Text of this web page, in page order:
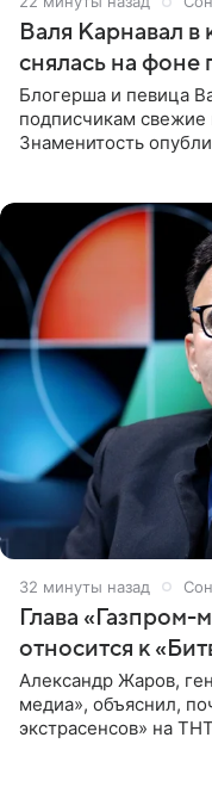
Валя Карнавал
снялась на фоне
Блогерша и певица
подписчикам свежие
Знаменитость
32 минуты назад
Глава «Газпром-
относится к
Александр Жаров,
медиа», объяснил,
экстрасенсов» на